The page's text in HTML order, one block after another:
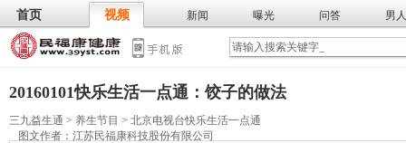
首页 视频 新闻 曝光 问答 男人
武术 气功 膳食 食谱 营养
20160101快乐生活一点通：饺子的做法
三九益生通 > 养生节目 > 北京电视台快乐生活一点通
图文作者： 江苏民福康科技股份有限公司